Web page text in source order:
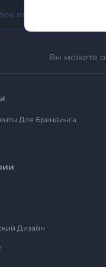
Вы можете
Для Брендинга
Дизайн